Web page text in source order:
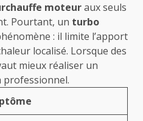
moteuraux seuls
Pourtant, un turbo
: il limite l’apport
localisé. Lorsque des
mieux réaliser un
professionnel.